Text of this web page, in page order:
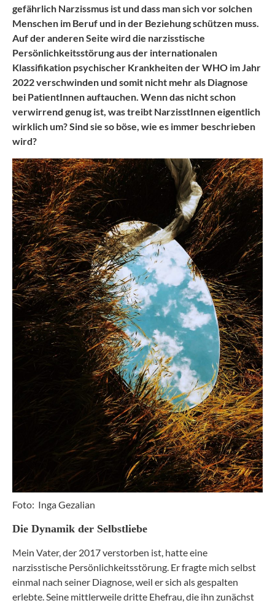
gefährlich Narzissmus ist und dass man sich vor solchen
Menschen im Beruf und in der Beziehung schützen muss.
Auf der anderen Seite wird die narzisstische
Persönlichkeitsstörung aus der internationalen
Klassifikation psychischer Krankheiten der WHO im Jahr
2022 verschwinden und somit nicht mehr als Diagnose
bei PatientInnen auftauchen. Wenn das nicht schon
verwirrend genug ist, was treibt NarzisstInnen eigentlich
wirklich um? Sind sie so böse, wie es immer beschrieben
wird?
Foto: Inga Gezalian
Die Dynamik der Selbstliebe
Mein Vater, der 2017 verstorben ist, hatte eine
narzisstische Persönlichkeitsstörung. Er fragte mich selbst
einmal nach seiner Diagnose, weil er sich als gespalten
erlebte. Seine mittlerweile dritte Ehefrau, die ihn zunächst